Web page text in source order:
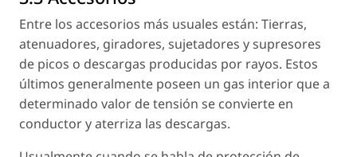
Entre los accesorios más usuales están: Tierras,
atenuadores, giradores, sujetadores y supresores
de picos o descargas producidas por rayos. Estos
últimos generalmente poseen un gas interior que a
determinado valor de tensión se convierte en
conductor y aterriza las descargas.